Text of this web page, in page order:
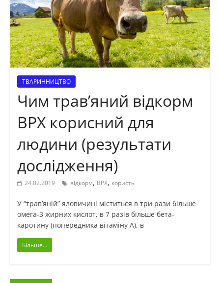
ТВАРИННИЦТВО
Чим трав’яний відкорм
ВРХ корисний для
людини (результати
дослідження)
24.02.2019 відкорм, ВРХ, користь
У “трав’яній” яловичині міститься в три рази більше
омега-3 жирних кислот, в 7 разів більше бета-
каротину (попередника вітаміну А), в
Більше...